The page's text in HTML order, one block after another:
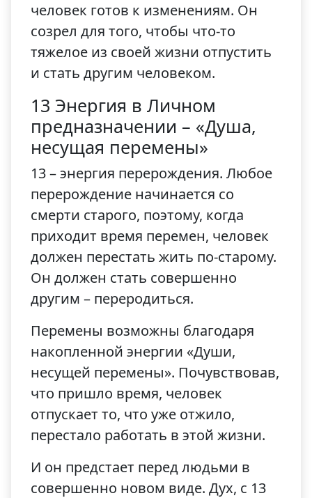
человек готов к изменениям. Он
созрел для того, чтобы что-то
тяжелое из своей жизни отпустить
и стать другим человеком.
13 Энергия в Личном
предназначении – «Душа,
несущая перемены»
13 – энергия перерождения. Любое
перерождение начинается со
смерти старого, поэтому, когда
приходит время перемен, человек
должен перестать жить по-старому.
Он должен стать совершенно
другим – переродиться.
Перемены возможны благодаря
накопленной энергии «Души,
несущей перемены». Почувствовав,
что пришло время, человек
отпускает то, что уже отжило,
перестало работать в этой жизни.
И он предстает перед людьми в
совершенно новом виде. Дух, с 13